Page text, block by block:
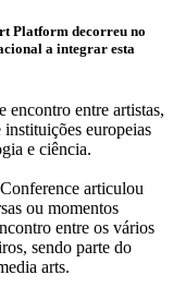
Platform decorreu no
a integrar esta
entre artistas,
instituições europeias
e ciência.
articulou
ou momentos
entre os vários
sendo parte do
arts.